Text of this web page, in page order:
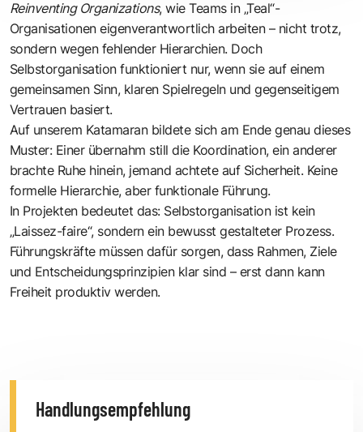
Reinventing Organizations, wie Teams in „Teal“-
Organisationen eigenverantwortlich arbeiten – nicht trotz,
sondern wegen fehlender Hierarchien. Doch
Selbstorganisation funktioniert nur, wenn sie auf einem
gemeinsamen Sinn, klaren Spielregeln und gegenseitigem
Vertrauen basiert.
Auf unserem Katamaran bildete sich am Ende genau dieses
Muster: Einer übernahm still die Koordination, ein anderer
brachte Ruhe hinein, jemand achtete auf Sicherheit. Keine
formelle Hierarchie, aber funktionale Führung.
In Projekten bedeutet das: Selbstorganisation ist kein
„Laissez-faire“, sondern ein bewusst gestalteter Prozess.
Führungskräfte müssen dafür sorgen, dass Rahmen, Ziele
und Entscheidungsprinzipien klar sind – erst dann kann
Freiheit produktiv werden.
Handlungsempfehlung